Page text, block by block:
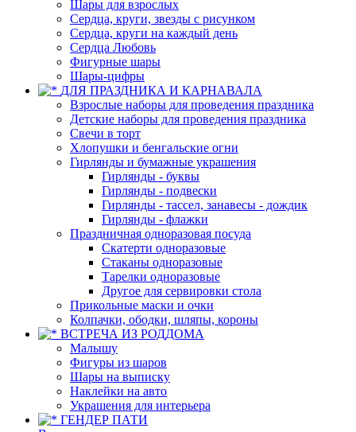
Шары для взрослых
Сердца, круги, звезды с рисунком
Сердца, круги на каждый день
Сердца Любовь
Фигурные шары
Шары-цифры
ДЛЯ ПРАЗДНИКА И КАРНАВАЛА
Взрослые наборы для проведения праздника
Детские наборы для проведения праздника
Свечи в торт
Хлопушки и бенгальские огни
Гирлянды и бумажные украшения
Гирлянды - буквы
Гирлянды - подвески
Гирлянды - тассел, занавесы - дождик
Гирлянды - флажки
Праздничная одноразовая посуда
Скатерти одноразовые
Стаканы одноразовые
Тарелки одноразовые
Другое для сервировки стола
Прикольные маски и очки
Колпачки, ободки, шляпы, короны
ВСТРЕЧА ИЗ РОДДОМА
Малышу
Фигуры из шаров
Шары на выписку
Наклейки на авто
Украшения для интерьера
ГЕНДЕР ПАТИ